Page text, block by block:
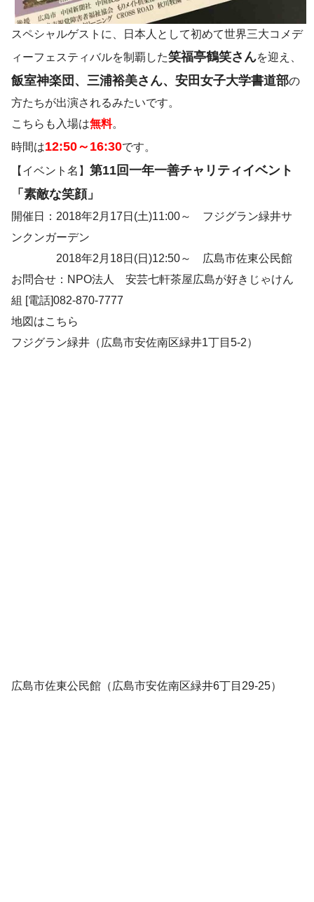
スペシャルゲストに、日本人として初めて世界三大コメデ
ィーフェスティバルを制覇した笑福亭鶴笑さんを迎え、
飯室神楽団、三浦裕美さん、安田女子大学書道部の
方たちが出演されるみたいです。
こちらも入場は無料。
時間は12:50～16:30です。
【イベント名】 第11回一年一善チャリティイベント
「素敵な笑顔」
開催日：2018年2月17日(土)11:00～ フジグラン緑井サ
ンクンガーデン
2018年2月18日(日)12:50～ 広島市佐東公民館
お問合せ：NPO法人 安芸七軒茶屋広島が好きじゃけん
組 [電話]082-870-7777
地図はこちら
フジグラン緑井（広島市安佐南区緑井1丁目5-2）
広島市佐東公民館（広島市安佐南区緑井6丁目29-25）